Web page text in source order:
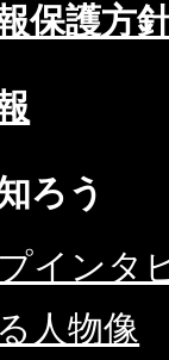
保護方
ろう
インタ
人物像